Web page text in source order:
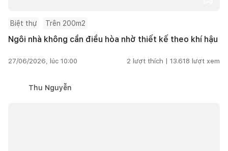
Biệt thự Trên 200m2
Ngôi nhà không cần điều hòa nhờ thiết kế theo khí hậu
27/06/2026, lúc 10:00 2 lượt thích | 13.618 lượt xem
Thu Nguyễn